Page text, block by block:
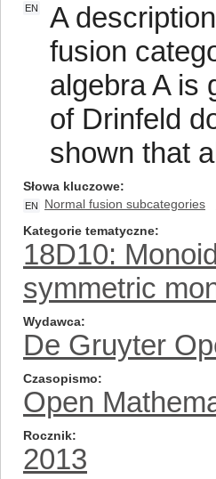
EN
A
fusion
algebra A is
of Drinfeld
shown that
Słowa kluczowe
EN Normal fusion subcategories
Kategorie tematyczne
18D10:
symmetric
Wydawca
De Gruyter
Czasopismo
Open
Rocznik
2013